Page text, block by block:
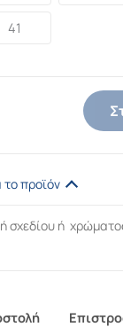
41
το προϊόν